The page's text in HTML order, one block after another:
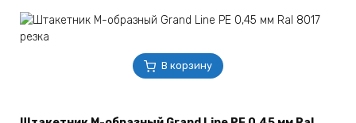
В корзину